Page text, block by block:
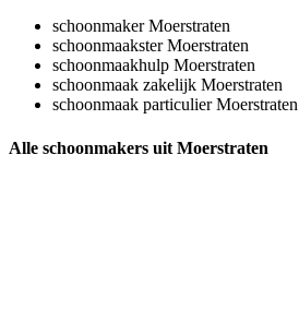
schoonmaker Moerstraten
schoonmaakster Moerstraten
schoonmaakhulp Moerstraten
schoonmaak zakelijk Moerstraten
schoonmaak particulier Moerstraten
Alle schoonmakers uit Moerstraten